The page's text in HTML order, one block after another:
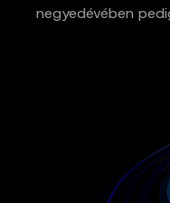
negyedévében